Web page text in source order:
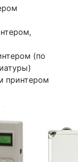
(по
принтером